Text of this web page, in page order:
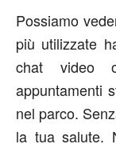
Possiamo
più utilizzate
chat video
appuntamenti
nel parco.
la tua salute.